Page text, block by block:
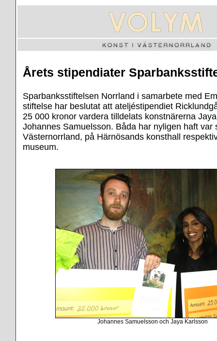
Årets stipendiater
Sparbanksstiftelsen Norrland i samarbete med
stiftelse har beslutat att ateljéstipendiet
25 000 kronor vardera tilldelats konstnärerna
Johannes Samuelsson. Båda har nyligen haft var
Västernorrland, på Härnösands konsthall
museum.
Johannes Samuelsson och Jaya Karlsson